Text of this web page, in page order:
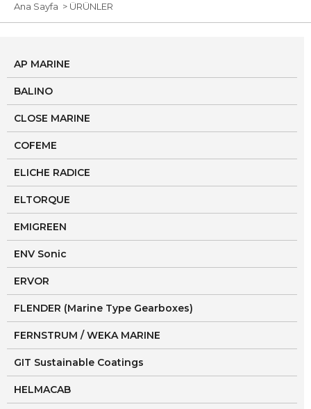
Ana Sayfa > ÜRÜNLER
AP MARINE
BALINO
CLOSE MARINE
COFEME
ELICHE RADICE
ELTORQUE
EMIGREEN
ENV Sonic
ERVOR
FLENDER (Marine Type Gearboxes)
FERNSTRUM / WEKA MARINE
GIT Sustainable Coatings
HELMACAB